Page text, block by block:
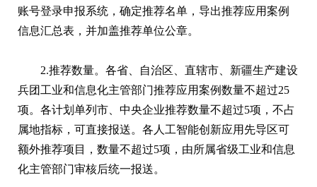
账号登录申报系统，确定推荐名单，导出推荐应用案例
信息汇总表，并加盖推荐单位公章。
2.推荐数量。各省、自治区、直辖市、新疆生产建设
兵团工业和信息化主管部门推荐应用案例数量不超过25
项。各计划单列市、中央企业推荐数量不超过5项，不占
属地指标，可直接报送。各人工智能创新应用先导区可
额外推荐项目，数量不超过5项，由所属省级工业和信息
化主管部门审核后统一报送。